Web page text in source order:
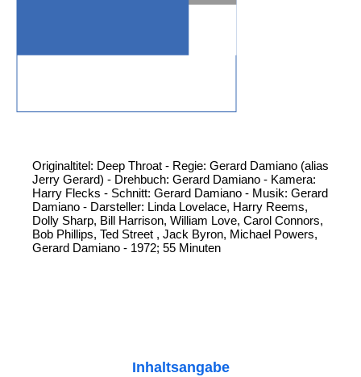
Originaltitel: Deep Throat - Regie: Gerard Damiano (alias
Jerry Gerard) - Drehbuch: Gerard Damiano - Kamera:
Harry Flecks - Schnitt: Gerard Damiano - Musik: Gerard
Damiano - Darsteller: Linda Lovelace, Harry Reems,
Dolly Sharp, Bill Harrison, William Love, Carol Connors,
Bob Phillips, Ted Street , Jack Byron, Michael Powers,
Gerard Damiano - 1972; 55 Minuten
Inhaltsangabe